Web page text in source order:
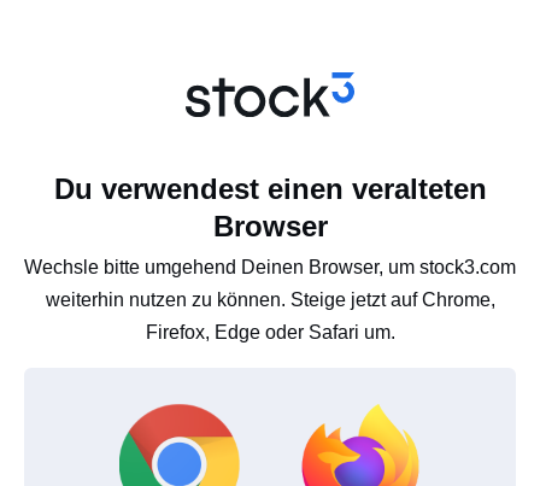
Du verwendest einen veralteten
Browser
Wechsle bitte umgehend Deinen Browser, um stock3.com
weiterhin nutzen zu können. Steige jetzt auf Chrome,
Firefox, Edge oder Safari um.